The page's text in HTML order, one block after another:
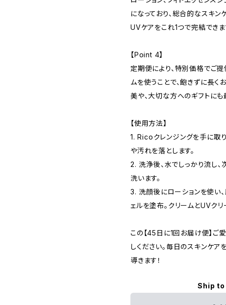
になっており、総合的なスキン
UVケアをこれ1つで完結できま
【Point 4】
定期便により、特別価格でご
ムを使うことで、飽きずに長く
美や、大切な方へのギフトにも
【使用方法】
1. Ricoクレンジングを手に取
や汚れを落とします。
2. 洗浄後、水でしっかり流し
洗います。
3. 洗顔後にローションを使い
ェルを塗布。クリームとUVクリ
この【45日に1回お届け便】ご
しください。毎日のスキンケ
導きます！
Ship